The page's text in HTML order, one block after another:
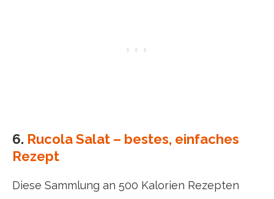
6. Rucola Salat – bestes, einfaches
Rezept
Diese Sammlung an 500 Kalorien Rezepten